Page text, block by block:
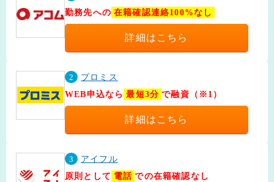
勤務先への 在籍確認連絡100%なし
詳細はこちら
2
プロミス
WEB申込なら 最短3分 で融資（※1）
詳細はこちら
3
アイフル
原則として 電話 での在籍確認なし